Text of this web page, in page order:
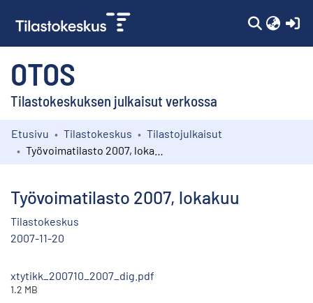
OTOS
Tilastokeskuksen julkaisut verkossa
Kokoelmat
Etusivu Tilastokeskus
Tilastojulkaisut
Työvoimatilasto 2007, lokakuu
Tilastokeskus
2007-11-20
xtytikk_200710_2007_dig.pdf
1.2 MB